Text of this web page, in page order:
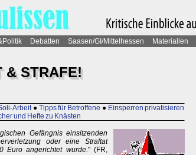
Debatten Saasen/GI/Mittelhessen Materialien
& STRAFE!
Arbeit ● Tipps für Betroffene ● Einsperren privatisieren
und Hefte zu Knästen
Gefängnis einsitzenden
oder eine Straftat
Euro angerichtet wurde." (FR,